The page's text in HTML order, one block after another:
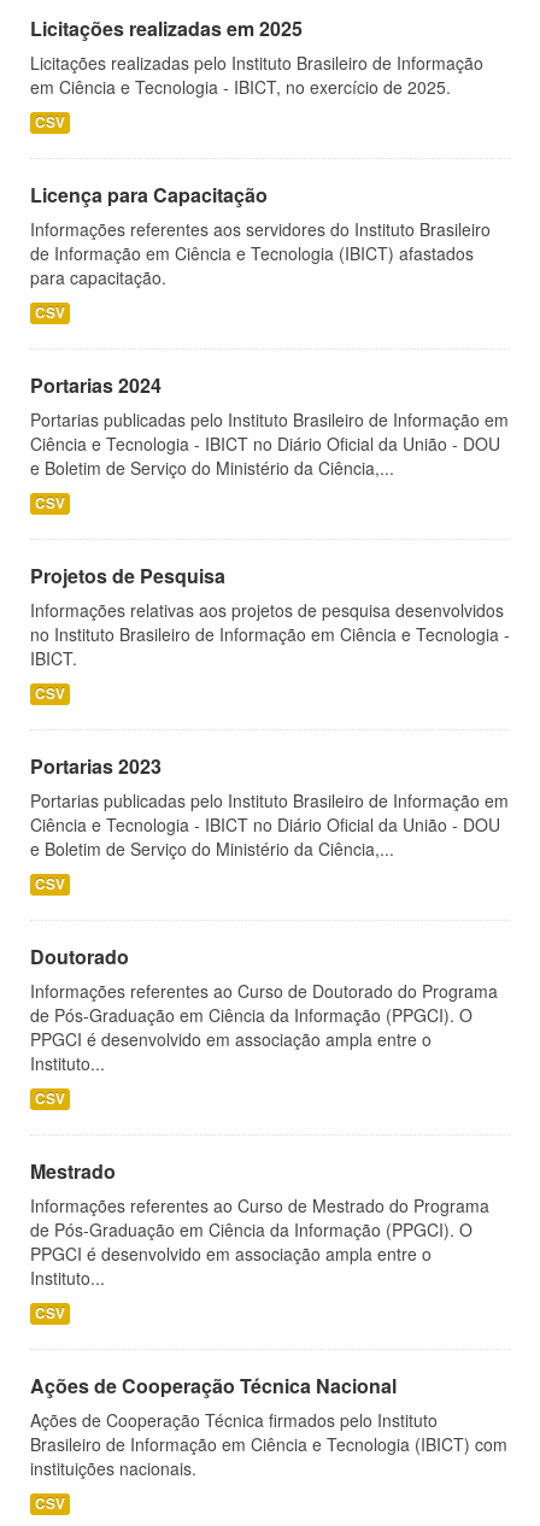
Licitações realizadas em 2025
Licitações realizadas pelo Instituto Brasileiro de Informação
em Ciência e Tecnologia - IBICT, no exercício de 2025.
CSV
Licença para Capacitação
Informações referentes aos servidores do Instituto Brasileiro
de Informação em Ciência e Tecnologia (IBICT) afastados
para capacitação.
CSV
Portarias 2024
Portarias publicadas pelo Instituto Brasileiro de Informação em
Ciência e Tecnologia - IBICT no Diário Oficial da União - DOU
e Boletim de Serviço do Ministério da Ciência,...
CSV
Projetos de Pesquisa
Informações relativas aos projetos de pesquisa desenvolvidos
no Instituto Brasileiro de Informação em Ciência e Tecnologia -
IBICT.
CSV
Portarias 2023
Portarias publicadas pelo Instituto Brasileiro de Informação em
Ciência e Tecnologia - IBICT no Diário Oficial da União - DOU
e Boletim de Serviço do Ministério da Ciência,...
CSV
Doutorado
Informações referentes ao Curso de Doutorado do Programa
de Pós-Graduação em Ciência da Informação (PPGCI). O
PPGCI é desenvolvido em associação ampla entre o
Instituto...
CSV
Mestrado
Informações referentes ao Curso de Mestrado do Programa
de Pós-Graduação em Ciência da Informação (PPGCI). O
PPGCI é desenvolvido em associação ampla entre o
Instituto...
CSV
Ações de Cooperação Técnica Nacional
Ações de Cooperação Técnica firmados pelo Instituto
Brasileiro de Informação em Ciência e Tecnologia (IBICT) com
instituições nacionais.
CSV